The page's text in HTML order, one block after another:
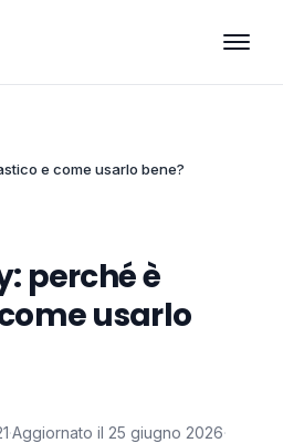
e come usarlo bene?
perché è
usarlo
·Aggiornato il 25 giugno 2026·